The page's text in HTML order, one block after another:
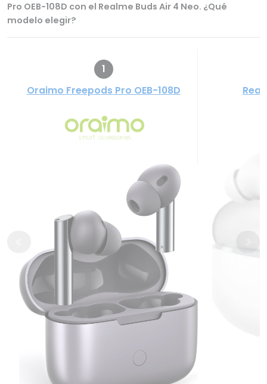
Pro OEB-108D con el Realme Buds Air 4 Neo. ¿Qué
modelo elegir?
1
Oraimo Freepods Pro OEB-108D